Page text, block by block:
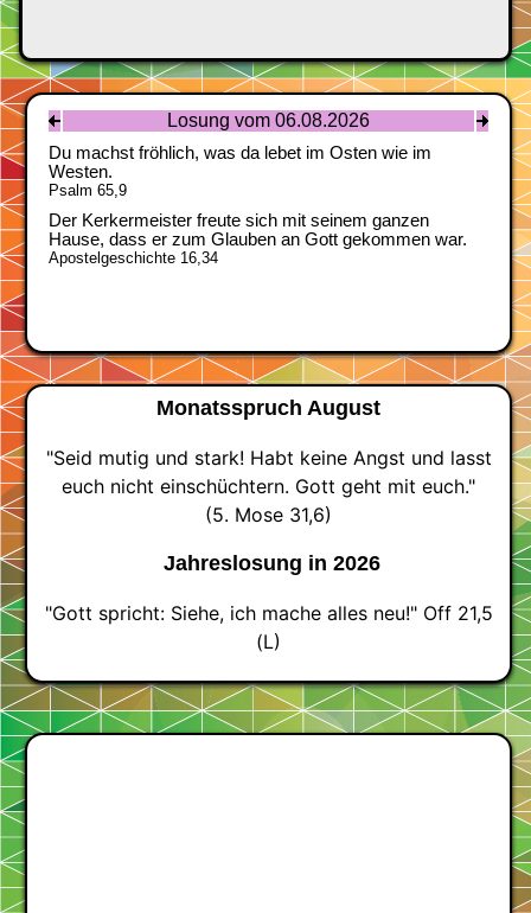
Monatsspruch August
"Seid mutig und stark! Habt keine Angst und lasst
euch nicht einschüchtern. Gott geht mit euch."
(5. Mose 31,6)
Jahreslosung in 2026
"Gott spricht: Siehe, ich mache alles neu!" Off 21,5
(L)